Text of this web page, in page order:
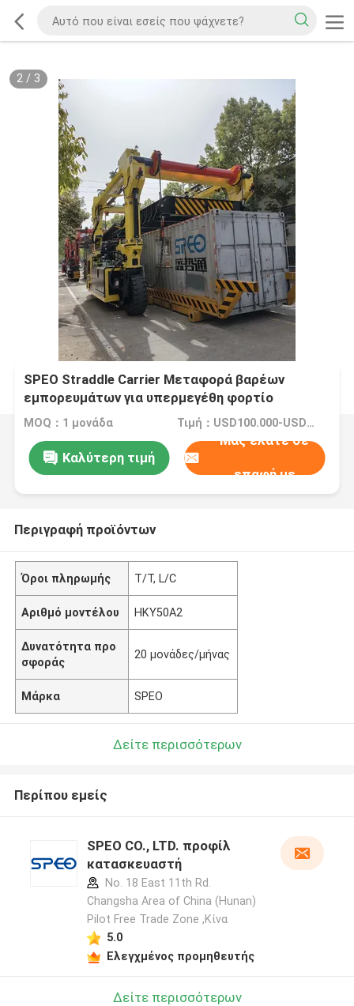
2/ 3
SPEO Straddle Carrier Μεταφορά βαρέων
εμπορευμάτων για υπερμεγέθη φορτίο
MOQ：1 μονάδα Τιμή：USD100.000-USD400.000/Unit
Καλύτερη τιμή
Μας ελάτε σε
επαφή με
Περιγραφή προϊόντων
Όροι πληρωμής T/T, L/C
Αριθμό μοντέλου HKY50A2
Δυνατότητα προ
σφοράς
20 μονάδες/μήνας
Μάρκα SPEO
Δείτε περισσότερων
Περίπου εμείς
SPEO CO., LTD. προφίλ
κατασκευαστή
No. 18 East 11th Rd.
Changsha Area of China (Hunan)
Pilot Free Trade Zone ,Κίνα
5.0
Ελεγχμένος προμηθευτής
Δείτε περισσότερων